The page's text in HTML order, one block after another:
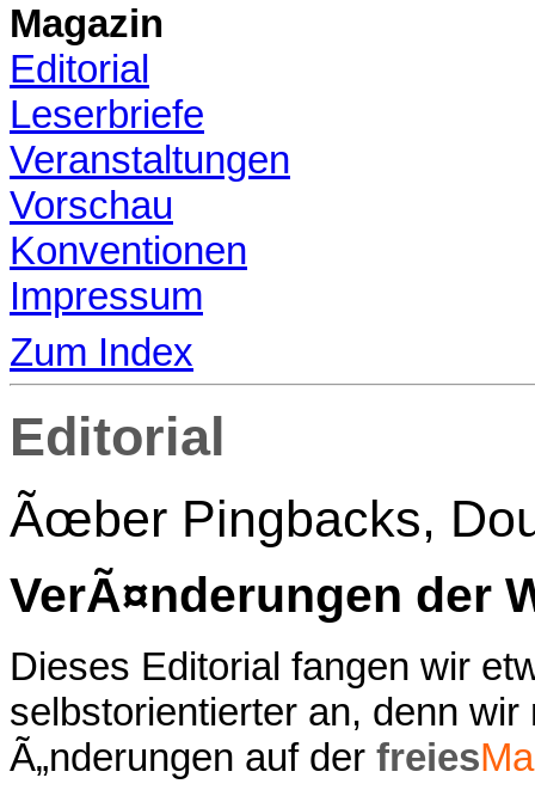
Magazin
Editorial
Leserbriefe
Veranstaltungen
Vorschau
Konventionen
Impressum
Zum Index
Editorial
Ãœber Pingbacks,
VerÃ¤nderungen der
Dieses Editorial fangen wir
selbstorientierter an, denn
Ã„nderungen auf der freies